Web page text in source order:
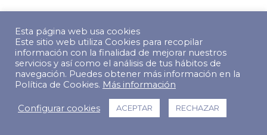
© Copyright 2022 The Predictive Index. Todos los derechos
reservados.
Footer Menu
Esta página web usa cookies
Este sitio web utiliza Cookies para recopilar
información con la finalidad de mejorar nuestros
servicios y así como el análisis de tus hábitos de
navegación. Puedes obtener más información en la
Política de Cookies. Más información
Configurar cookies ACEPTAR RECHAZAR